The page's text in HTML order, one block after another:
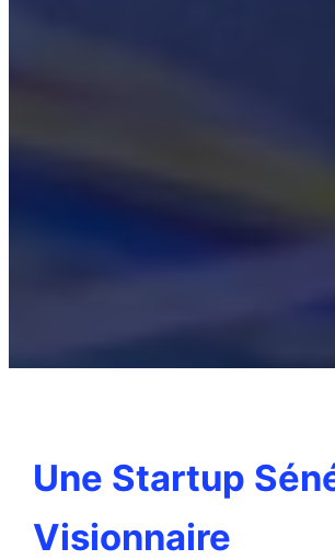
Une Startup
Visionnaire